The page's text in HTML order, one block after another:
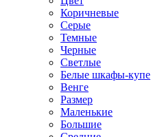
Коричневые
Серые
Темные
Черные
Светлые
Белые шкафы-купе
Венге
Размер
Маленькие
Большие